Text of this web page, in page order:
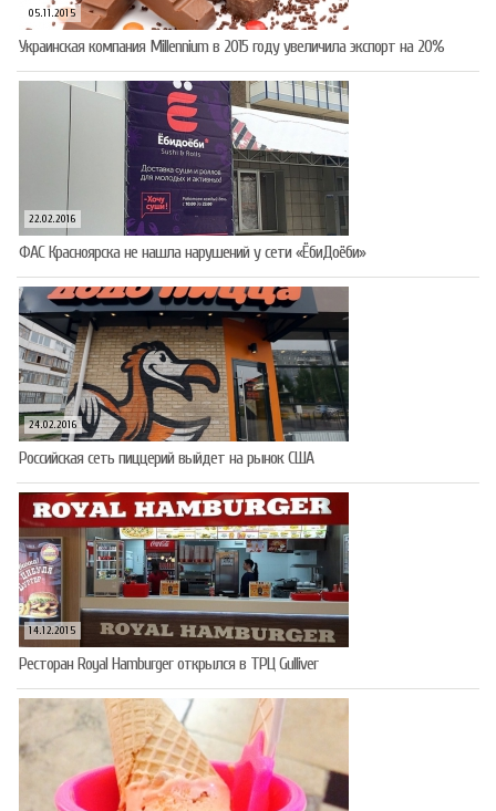
05.11.2015
Украинская компания Millennium в 2015 году увеличила экспорт на 20%
22.02.2016
ФАС Красноярска не нашла нарушений у сети «ЁбиДоёби»
24.02.2016
Российская сеть пиццерий выйдет на рынок США
14.12.2015
Ресторан Royal Hamburger открылся в ТРЦ Gulliver